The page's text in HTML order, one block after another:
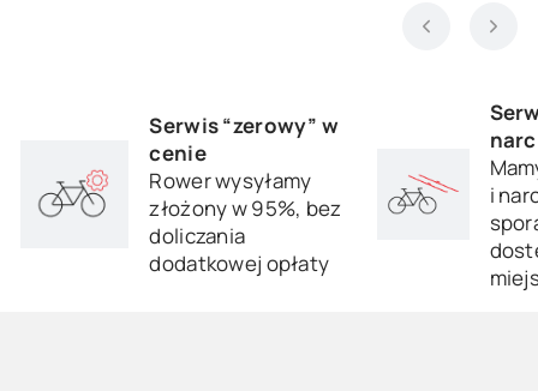
Serwis “zerowy” w
cenie
Rower wysyłamy
złożony w 95%, bez
doliczania
dodatkowej opłaty
i